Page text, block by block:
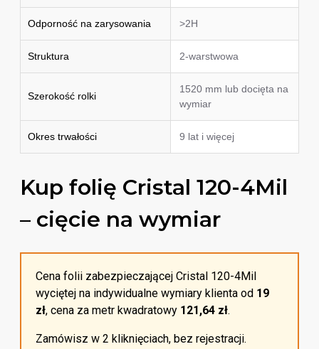
Odporność na zarysowania >2H
Struktura 2-warstwowa
Szerokość rolki
1520 mm lub docięta na
wymiar
Okres trwałości 9 lat i więcej
Kup folię Cristal 120-4Mil
– cięcie na wymiar
Cena folii zabezpieczającej Cristal 120-4Mil
wyciętej na indywidualne wymiary klienta od 19
zł, cena za metr kwadratowy 121,64 zł.
Zamówisz w 2 kliknięciach, bez rejestracji.